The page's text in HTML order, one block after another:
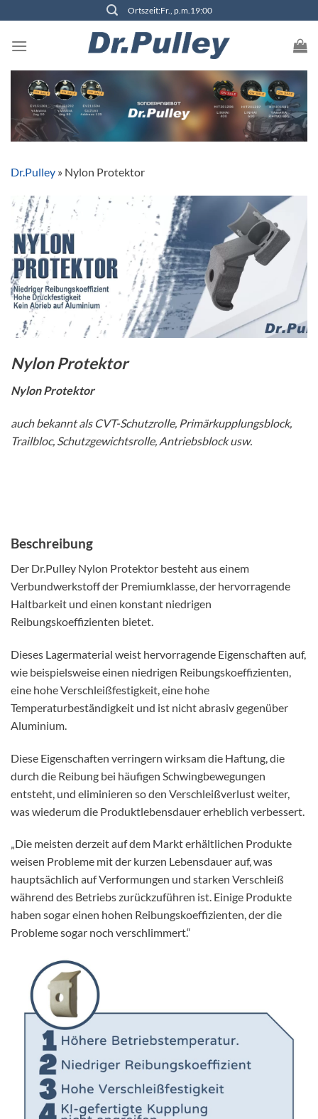
springen
Ortszeit:Fr., p.m.19:00
Dr.Pulley » Nylon Protektor
Nylon Protektor
Nylon Protektor
auch bekannt als CVT-Schutzrolle, Primärkupplungsblock,
Trailbloc, Schutzgewichtsrolle, Antriebsblock usw.
Beschreibung
Der Dr.Pulley Nylon Protektor besteht aus einem
Verbundwerkstoff der Premiumklasse, der hervorragende
Haltbarkeit und einen konstant niedrigen
Reibungskoeffizienten bietet.
Dieses Lagermaterial weist hervorragende Eigenschaften auf,
wie beispielsweise einen niedrigen Reibungskoeffizienten,
eine hohe Verschleißfestigkeit, eine hohe
Temperaturbeständigkeit und ist nicht abrasiv gegenüber
Aluminium.
Diese Eigenschaften verringern wirksam die Haftung, die
durch die Reibung bei häufigen Schwingbewegungen
entsteht, und eliminieren so den Verschleißverlust weiter,
was wiederum die Produktlebensdauer erheblich verbessert.
„Die meisten derzeit auf dem Markt erhältlichen Produkte
weisen Probleme mit der kurzen Lebensdauer auf, was
hauptsächlich auf Verformungen und starken Verschleiß
während des Betriebs zurückzuführen ist. Einige Produkte
haben sogar einen hohen Reibungskoeffizienten, der die
Probleme sogar noch verschlimmert.“